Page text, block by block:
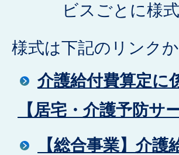
ビスごとに様
様式は下記のリンク
介護給付費算定に
【居宅・介護予防サ
【総合事業】介